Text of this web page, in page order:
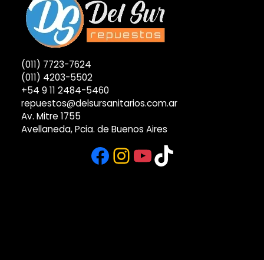
(011) 7723-7624
(011) 4203-5502
+54 9 11 2484-5460
repuestos@delsursanitarios.com.ar
Av. Mitre 1755
Avellaneda, Pcia. de Buenos Aires
Facebook
Instagram
YouTube
TikTok